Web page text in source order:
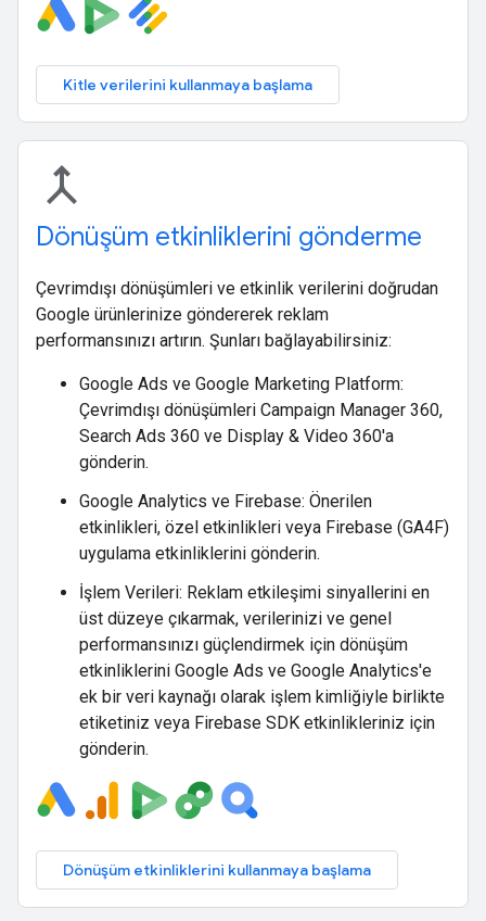
Kitle verilerini kullanmaya başlama
merge
Dönüşüm etkinliklerini gönderme
Çevrimdışı dönüşümleri ve etkinlik verilerini doğrudan
Google ürünlerinize göndererek reklam
performansınızı artırın. Şunları bağlayabilirsiniz:
Google Ads ve Google Marketing Platform:
Çevrimdışı dönüşümleri Campaign Manager 360,
Search Ads 360 ve Display & Video 360'a
gönderin.
Google Analytics ve Firebase: Önerilen
etkinlikleri, özel etkinlikleri veya Firebase (GA4F)
uygulama etkinliklerini gönderin.
İşlem Verileri: Reklam etkileşimi sinyallerini en
üst düzeye çıkarmak, verilerinizi ve genel
performansınızı güçlendirmek için dönüşüm
etkinliklerini Google Ads ve Google Analytics'e
ek bir veri kaynağı olarak işlem kimliğiyle birlikte
etiketiniz veya Firebase SDK etkinlikleriniz için
gönderin.
Dönüşüm etkinliklerini kullanmaya başlama